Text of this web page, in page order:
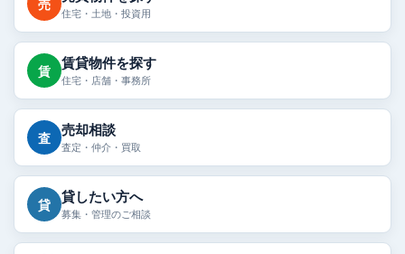
売
住宅・土地・投資用
賃 賃貸物件を探す
住宅・店舗・事務所
査 売却相談
査定・仲介・買取
貸 貸したい方へ
募集・管理のご相談